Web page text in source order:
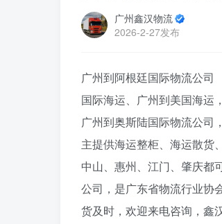
广州鑫汉物流
2026-2-27发布
广州到阿根廷国际物流公司
国际海运、广州到美国海运
广州到奥斯陆国际物流公司
主提供海运整柜、海运散货
中山、惠州、江门、肇庆都
公司，是广东省物流行业协
货及时，欢迎来电咨询，鑫